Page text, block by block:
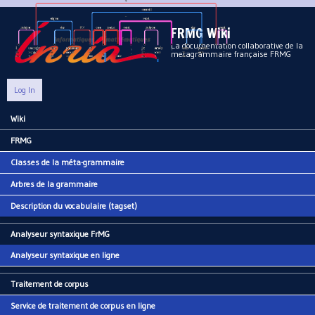
Aller au contenu principal
FRMG Wiki
La documentation collaborative de la
metagrammaire française FRMG
Log In
Main menu
Wiki
FRMG
Classes de la méta-grammaire
Arbres de la grammaire
Description du vocabulaire (tagset)
Analyseur syntaxique FrMG
Analyseur syntaxique en ligne
Traitement de corpus
Service de traitement de corpus en ligne